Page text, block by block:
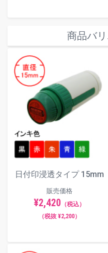
商品バ
日付印浸透タイプ 15mm
販売価格
¥2,420 （税込）
（税抜 ¥2,200）